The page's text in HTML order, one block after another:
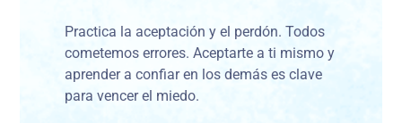
Practica la aceptación y el perdón. Todos
cometemos errores. Aceptarte a ti mismo y
aprender a confiar en los demás es clave
para vencer el miedo.